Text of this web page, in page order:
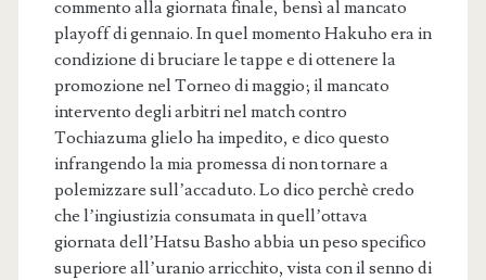
commento alla giornata finale, bensì al mancato
playoff di gennaio. In quel momento Hakuho era in
condizione di bruciare le tappe e di ottenere la
promozione nel Torneo di maggio; il mancato
intervento degli arbitri nel match contro
Tochiazuma glielo ha impedito, e dico questo
infrangendo la mia promessa di non tornare a
polemizzare sull’accaduto. Lo dico perchè credo
che l’ingiustizia consumata in quell’ottava
giornata dell’Hatsu Basho abbia un peso specifico
superiore all’uranio arricchito, vista con il senno di